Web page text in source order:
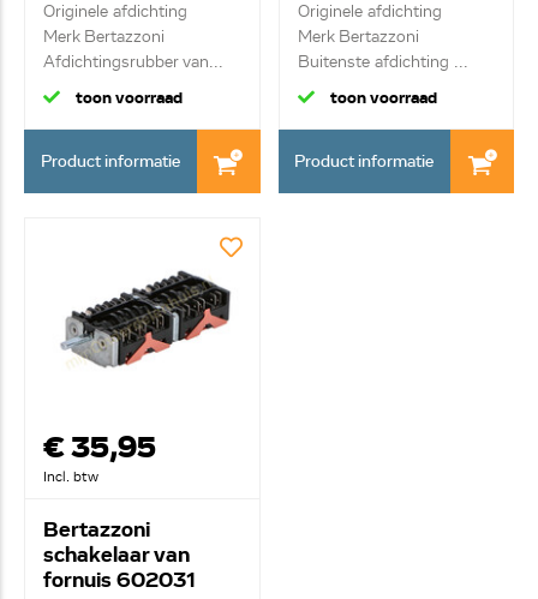
Originele afdichting
Merk Bertazzoni
Afdichtingsrubber van...
toon voorraad
Product informatie
Originele afdichting
Merk Bertazzoni
Buitenste afdichting ...
toon voorraad
Product informatie
€ 35,95
Incl. btw
Bertazzoni
schakelaar van
fornuis 602031